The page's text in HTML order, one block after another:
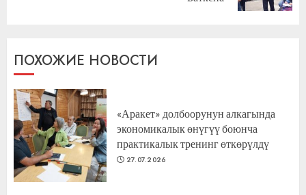
ПОХОЖИЕ НОВОСТИ
«Аракет» долбоорунун алкагында
экономикалык өнүгүү боюнча
практикалык тренинг өткөрүлдү
27.07.2026